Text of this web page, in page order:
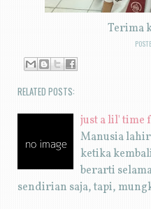
Terima
RELATED POSTS:
just a lil' time
Manusia
ketika
berarti
sendirian saja, tapi,